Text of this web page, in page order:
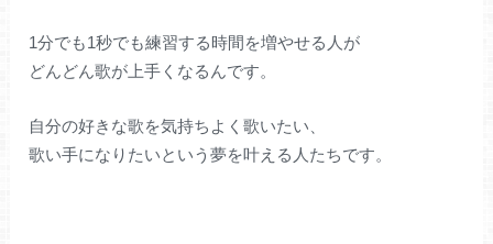
1分でも1秒でも練習する時間を増やせる人が
どんどん歌が上手くなるんです。
自分の好きな歌を気持ちよく歌いたい、
歌い手になりたいという夢を叶える人たちです。